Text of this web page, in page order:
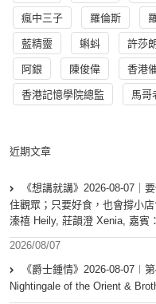
瘋中三子 羅倫斯
藍精靈 蝌蚪 許莎朗
阿銀 陳俊偉 香港
香港記憶學院總監 馬哥
近期文章
《想講就講》2026-08-07｜
住觀眾；只要好食，也會撐小
溱禧 Heily, 莊韻澄 Xenia, 嘉賓
2026/08/07
《爵士鍾情》2026-08-07︱
Nightingale of the Orient &